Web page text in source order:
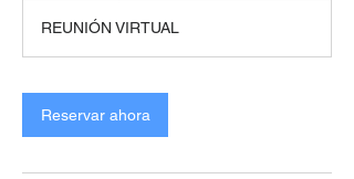
REUNIÓN VIRTUAL
Reservar ahora